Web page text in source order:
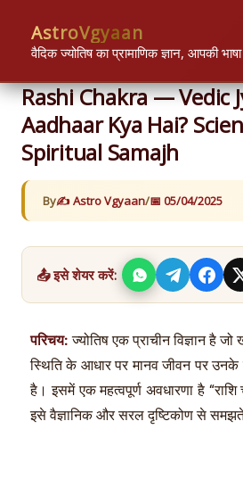
content
AstroVgyaan
वैदिक ज्योतिष का प्रामाणिक ज्ञान, आपकी
Rashi Chakra — Vedic
Aadhaar Kya Hai?
Spiritual Samajh
By Astro Vgyaan/ 05/04/2025
📤 इसे शेयर करें:
परिचय: ज्योतिष एक प्राचीन विज्ञान है
स्थिति के आधार पर मानव जीवन पर
है। इसमें एक महत्वपूर्ण अवधारणा है
इसे वैज्ञानिक और सरल दृष्टिकोण से